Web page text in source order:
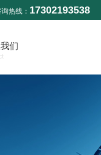
热线： 17302193538
们